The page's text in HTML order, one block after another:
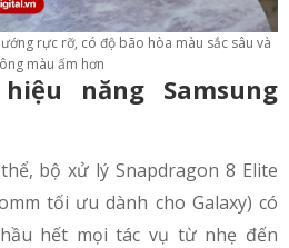
rực rỡ, có độ bão hòa màu sắc sâu và
màu ấm hơn
năng Samsung
bộ xử lý Snapdragon 8 Elite
tối ưu dành cho Galaxy) có
hết mọi tác vụ từ nhẹ đến